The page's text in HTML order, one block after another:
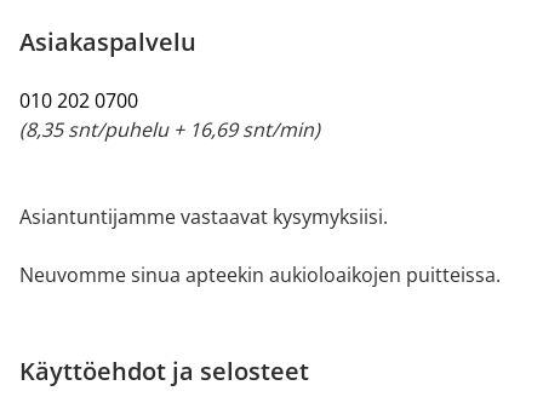
Asiakaspalvelu
010 202 0700
(8,35 snt/puhelu + 16,69 snt/min)
Asiantuntijamme vastaavat kysymyksiisi.
Neuvomme sinua apteekin aukioloaikojen puitteissa.
Käyttöehdot ja selosteet